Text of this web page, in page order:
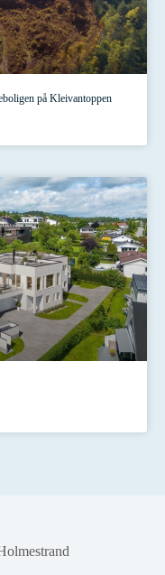
på Kleivantoppen